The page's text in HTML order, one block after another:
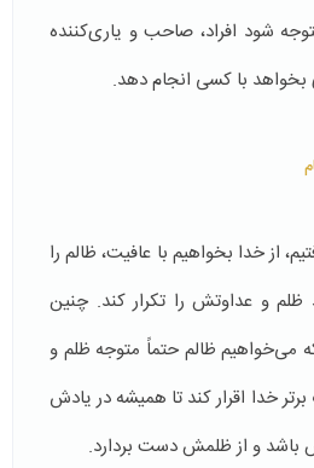
شود افراد، صاحب و یاری‌کننده
بخواهد با کسی انجام دهد.
از خدا بخواهیم با عافیت، ظالم را
ظلم و عداوتش را تکرار کند. چنین
می‌خواهیم ظالم حتماً متوجه ظلم و
خدا اقرار کند تا همیشه در یادش
باشد و از ظلمش دست بردارد.